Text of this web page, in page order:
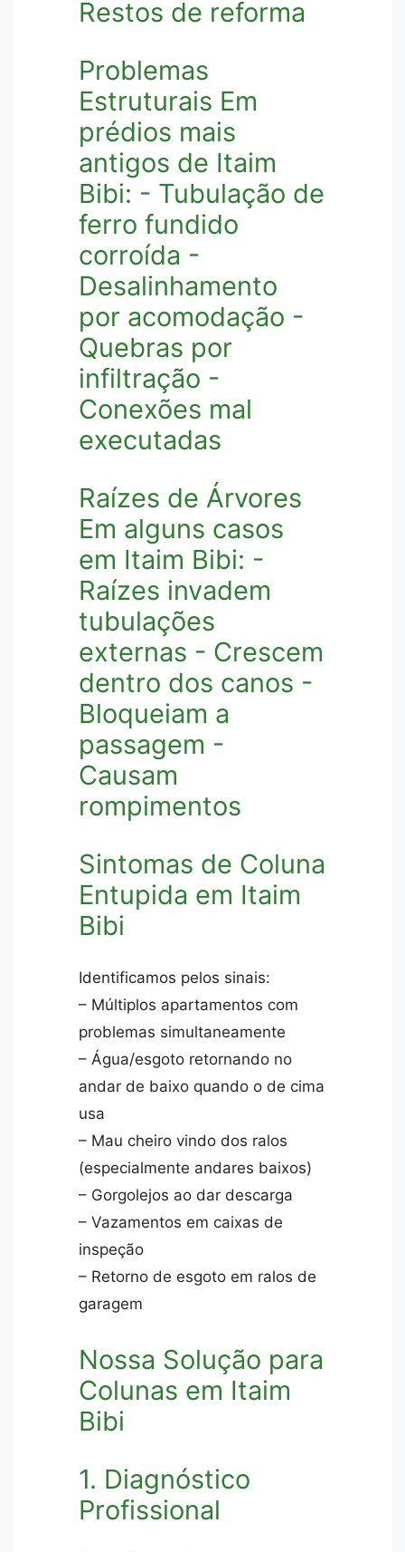
Restos de reforma
Problemas
Estruturais Em
prédios mais
antigos de Itaim
Bibi: - Tubulação de
ferro fundido
corroída -
Desalinhamento
por acomodação -
Quebras por
infiltração -
Conexões mal
executadas
Raízes de Árvores
Em alguns casos
em Itaim Bibi: -
Raízes invadem
tubulações
externas - Crescem
dentro dos canos -
Bloqueiam a
passagem -
Causam
rompimentos
Sintomas de Coluna
Entupida em Itaim
Bibi
Identificamos pelos sinais:
– Múltiplos apartamentos com
problemas simultaneamente
– Água/esgoto retornando no
andar de baixo quando o de cima
usa
– Mau cheiro vindo dos ralos
(especialmente andares baixos)
– Gorgolejos ao dar descarga
– Vazamentos em caixas de
inspeção
– Retorno de esgoto em ralos de
garagem
Nossa Solução para
Colunas em Itaim
Bibi
1. Diagnóstico
Profissional